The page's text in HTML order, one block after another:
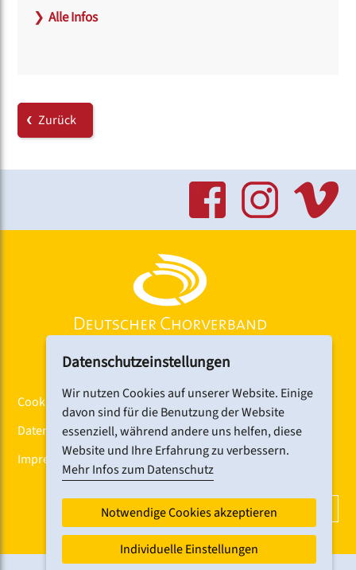
Im Zweiten Weltkrieg bis auf die
Umfassungsmauern zerstört, dient die
Nürnbergerinnen, Nürnberger und Gäste lieben die
Atmosphäre an diesem besonderen Ort.
Wöhrder Wiese (U 2, U 3 | Tram 8) oder Marientor
Hinweise zur Barrierefreiheit:
Behindertengerechte Toiletten sind vorhanden.
www.kunstkulturquartier.de/st-katharina
❯ Alle Infos
Zurück
Cookiebanner
Datenschutz
Impressum
DCV-NEWSLETTER ABONNIEREN
Datenschutzeinstellungen
Wir nutzen Cookies auf unserer Website. Einige
davon sind für die Benutzung der Website
essenziell, während andere uns helfen, diese
Website und Ihre Erfahrung zu verbessern.
Mehr Infos zum Datenschutz
Notwendige Cookies akzeptieren
Individuelle Einstellungen